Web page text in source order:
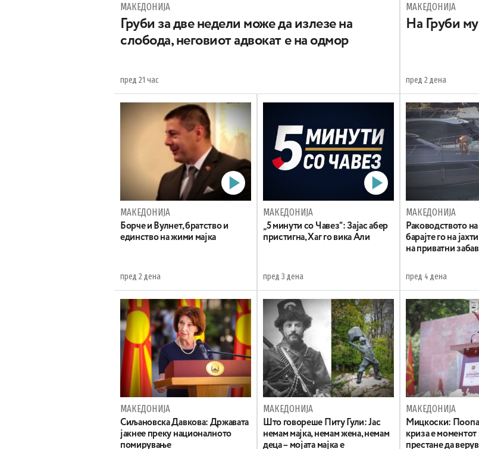
МАКЕДОНИЈА
Груби за две недели може да излезе на
слобода, неговиот адвокат е на одмор
пред 21 час
МАКЕДОНИЈА
На Груби
пред 2 дена
МАКЕДОНИЈА
Борче и Вулнет, братство и
единство на жими мајка
пред 2 дена
МАКЕДОНИЈА
„5 минути со Чавез“: Зајас абер
пристигна, Хаг го вика Али
пред 3 дена
МАКЕДОНИЈА
Раководството
барајте го на
на приватни
пред 4 дена
МАКЕДОНИЈА
Сиљановска Давкова: Државата
јакнее преку националното
помирување
МАКЕДОНИЈА
Што говореше Питу Гули: Јас
немам мајка, немам жена, немам
деца – мојата мајка е
МАКЕДОНИЈА
Мицкоски:
криза е моментот
престане да